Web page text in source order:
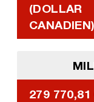
(DOLLAR
CANADIEN)
279 770,81